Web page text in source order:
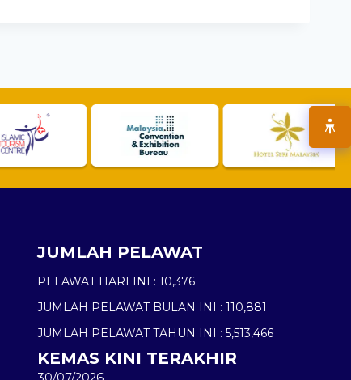
JUMLAH PELAWAT
PELAWAT HARI INI : 10,376
JUMLAH PELAWAT BULAN INI : 110,881
JUMLAH PELAWAT TAHUN INI : 5,513,466
KEMAS KINI TERAKHIR